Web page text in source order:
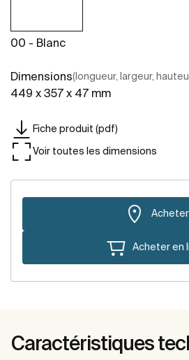
00 - Blanc
Dimensions(longueur, largeur,
449 x 357 x 47 mm
Fiche produit (pdf)
Voir toutes les dimensions
Acheter
Acheter en
Caractéristiques